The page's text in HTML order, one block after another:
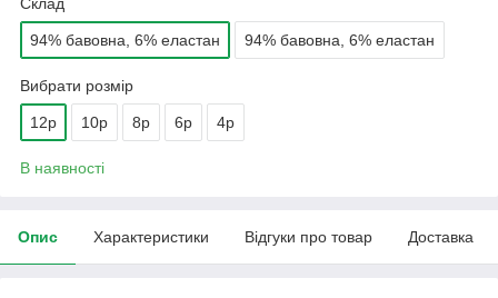
94% бавовна, 6% еластан 94% бавовна, 6% еластан
Вибрати розмір
12р 10р 8р 6р 4р
В наявності
Опис Характеристики Відгуки про товар Доставка